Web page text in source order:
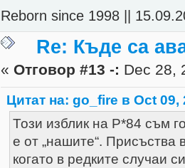
Reborn since 1998 ||
Re: Къде са
« Отговор #13 -: Dec 28,
Цитат на: go_fire в Oct 09,
Този изблик на Р*84 съм
е от „нашите“. Присъства
когато в редките случаи